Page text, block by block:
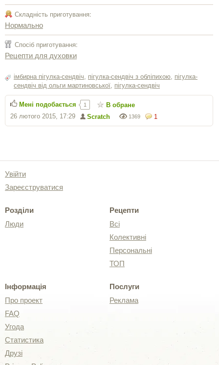
Складність приготування:
Нормально
Спосіб приготування:
Рецепти для духовки
імбирна пігулка-сендвіч пігулка-сендвіч з обліпихою пігулка-
сендвіч від ольги мартиновської пігулка-сендвіч
1
1369
Scratch
26 лютого 2015, 17:29
Мені подобається 1 В обране
Увійти
Зареєструватися
Розділи
Люди
Рецепти
Всі
Колективні
Персональні
ТОП
Інформація
Про проект
FAQ
Угода
Статистика
Друзі
Послуги
Реклама